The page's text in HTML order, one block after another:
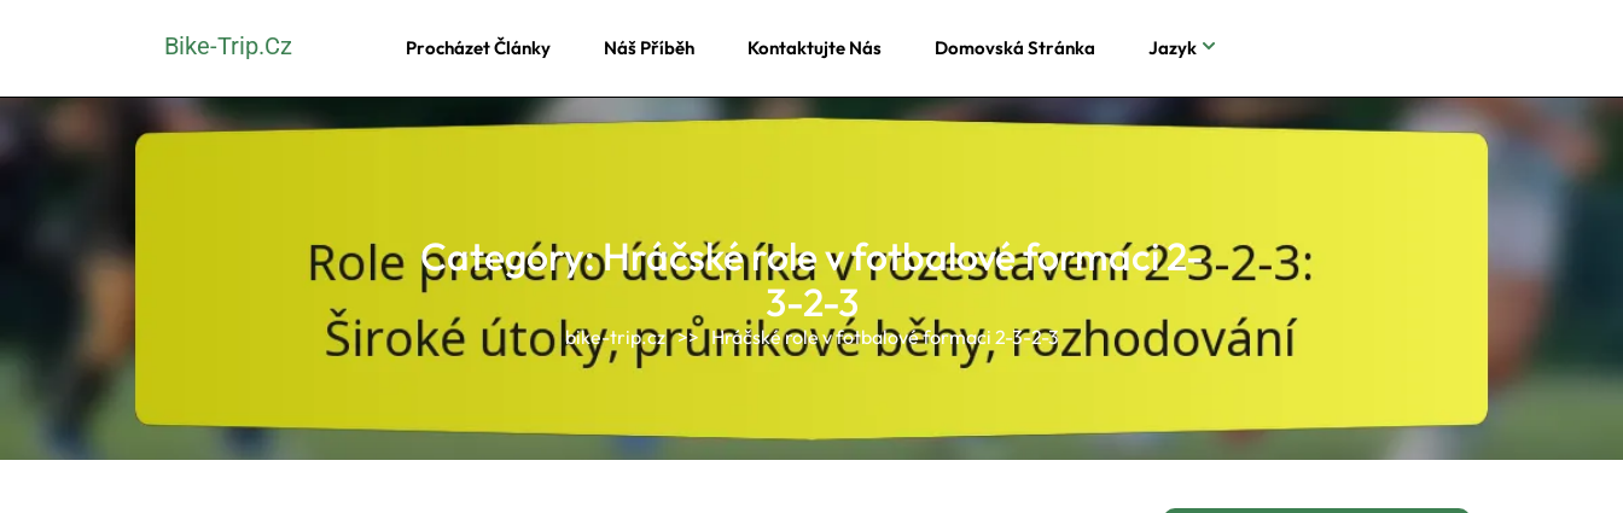
Enter)
Bike-Trip.cz Procházet Články Náš Příběh Kontaktujte Nás Domovská Stránka Jazyk
Category:Hráčské role v fotbalové formaci 2-
3-2-3
bike-trip.cz >> Hráčské role v fotbalové formaci 2-3-2-3